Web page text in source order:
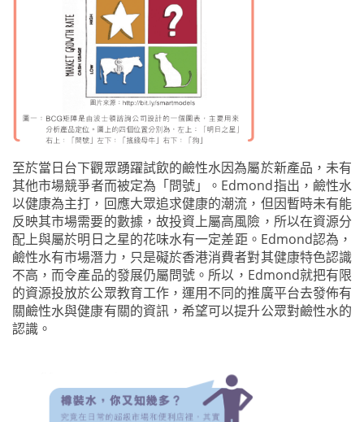
至於當日台下觀眾踴躍試飲的鹼性水因為屬於新產品，未有
其他市場競爭者而被定為「問號」。Edmond指出，鹼性水
以健康為主打，回應大眾追求健康的潮流，但因暫時未有能
反映其市場需要的數據，故投資上屬高風險，所以在資源分
配上與屬於明日之星的花味水有一定差距。Edmond認為，
鹼性水有市場潛力，只是礙於香港消費者對其健康特色認識
不高，而令產品的發展仍屬問號。所以，Edmond就把有限
的資源投放於公眾教育工作，運用不同的推廣平台去發佈有
關鹼性水與健康有關的資訊，希望可以提升公眾對鹼性水的
認識。